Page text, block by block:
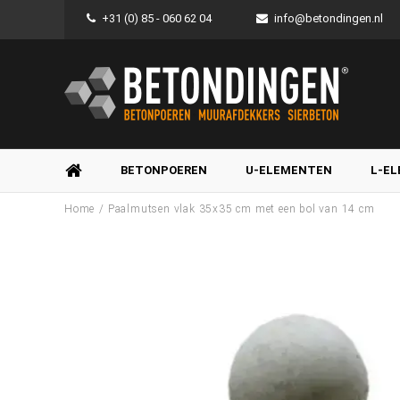
+31 (0) 85 - 060 62 04 info@betondingen.nl
BETONPOEREN U-ELEMENTEN L-
Home / Paalmutsen vlak 35x35 cm met een bol van 14 cm